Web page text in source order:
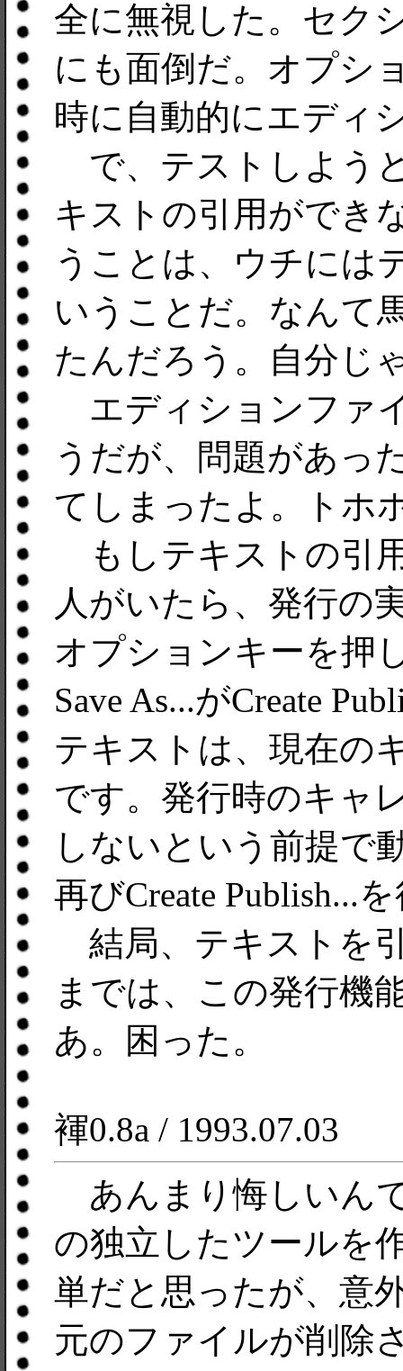
全に無視した。セク
にも面倒だ。オプシ
時に自動的にエディ
で、テストしよう
キストの引用ができ
うことは、ウチには
いうことだ。なんて
たんだろう。自分じ
エディションファ
うだが、問題があっ
てしまったよ。トホ
もしテキストの引
人がいたら、発行の
オプションキーを押
Save As...がCreate
テキストは、現在の
です。発行時のキャ
しないという前提で
再びCreate Publish...
結局、テキストを
までは、この発行機
あ。困った。
褌0.8a / 1993.07.03
あんまり悔しいん
の独立したツールを
単だと思ったが、意
元のファイルが削除